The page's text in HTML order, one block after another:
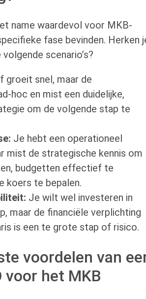
name waardevol voor MKB-
fase bevinden. Herken
scenario’s?
groeit snel, maar de
hoc en mist een duidelijke,
om de volgende stap te
Je hebt een operationeel
mist de strategische kennis om
budgetten effectief te
koers te bepalen.
Je wilt wel investeren in
maar de financiële verplichting
is een te grote stap of risico.
voordelen van
voor het MKB